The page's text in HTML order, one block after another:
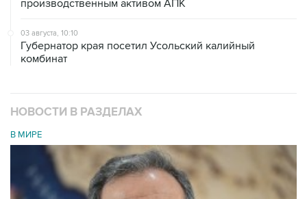
производственным активом АПК
03 августа, 10:10
Губернатор края посетил Усольский калийный
комбинат
НОВОСТИ В РАЗДЕЛАХ
В МИРЕ